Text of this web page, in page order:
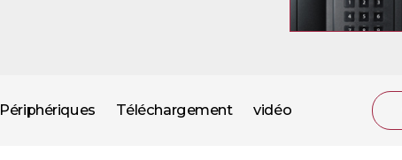
Périphériques Téléchargement vidéo